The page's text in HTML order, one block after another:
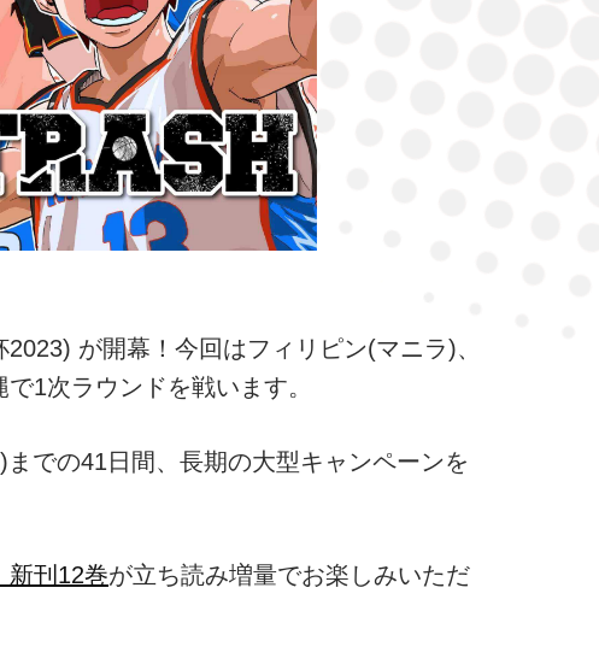
が開幕！今回はフィリピン(マニラ)、
1次ラウンドを戦います。
での41日間、長期の大型キャンペーンを
新刊12巻が立ち読み増量でお楽しみいただ